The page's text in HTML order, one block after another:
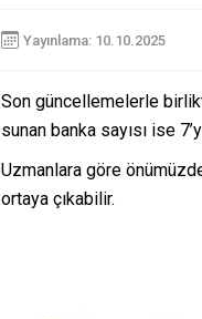
Yayınlama: 10.10.2025
Son güncellemelerle
sunan banka sayısı ise
Uzmanlara göre
ortaya çıkabilir.